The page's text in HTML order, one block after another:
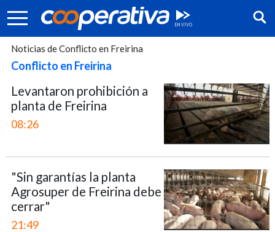
Síguenos:
Noticias de Conflicto en Freirina
Conflicto en Freirina
Levantaron prohibición a
planta de Freirina
08:26
"Sin garantías la planta
Agrosuper de Freirina debe
cerrar"
21:49